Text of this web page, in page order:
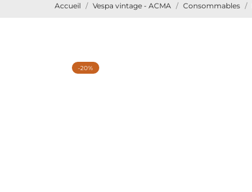
Accueil Vespa vintage - ACMA Consommables
-20%